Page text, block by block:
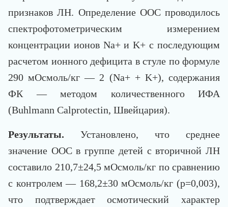
признаков ЛН. Определение ООС проводилось
спектрофотометрическим измерением
концентрации ионов Na+ и K+ с последующим
расчетом ионного дефицита в стуле по формуле
290 мОсмоль/кг — 2 (Na+ + K+), содержания
ФК — методом количественного ИФА
(Buhlmann Calprotectin, Швейцария).
Результаты. Установлено, что среднее
значение ООС в группе детей с вторичной ЛН
составило 210,7±24,5 мОсмоль/кг по сравнению
с контролем — 168,2±30 мОсмоль/кг (p=0,003),
что подтверждает осмотический характер